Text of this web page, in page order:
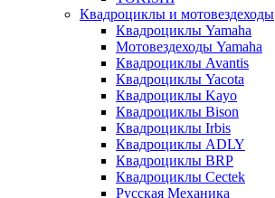
Квадроциклы и мотовездеходы
Квадроциклы Yamaha
Мотовездеходы Yamaha
Квадроциклы Avantis
Квадроциклы Yacota
Квадроциклы Kayo
Квадроциклы Bison
Квадроциклы Irbis
Квадроциклы ADLY
Квадроциклы BRP
Квадроциклы Cectek
Русская Механика